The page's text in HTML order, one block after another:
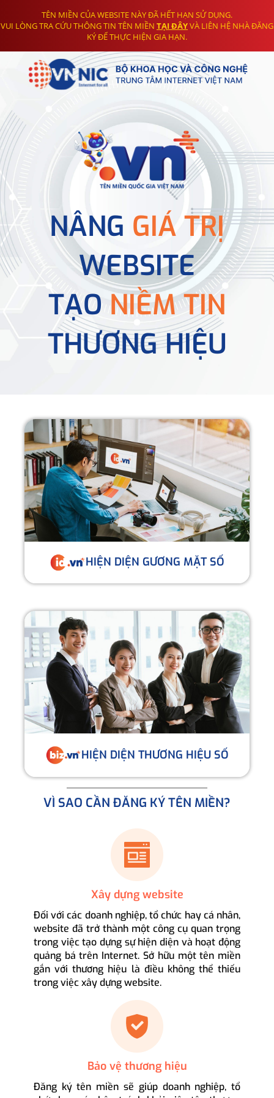
TÊN MIỀN CỦA WEBSITE NÀY ĐÃ HẾT HẠN SỬ DỤNG.
VUI LÒNG TRA CỨU THÔNG TIN TÊN MIỀN TẠI ĐÂYVÀ LIÊN HỆ NHÀ ĐĂNG
KÝ ĐỂ THỰC HIỆN GIA HẠN.
NÂNG GIÁ TRỊ
WEBSITE
TẠONIỀM TIN
THƯƠNG HIỆU
HIỆN DIỆN GƯƠNG MẶT SỐ
HIỆN DIỆN THƯƠNG HIỆU SỐ
VÌ SAO CẦN ĐĂNG KÝ TÊN MIỀN?
Xây dựng website
Đối với các doanh nghiệp, tổ chức hay cá nhân,
website đã trở thành một công cụ quan trọng
trong việc tạo dựng sự hiện diện và hoạt động
quảng bá trên Internet. Sở hữu một tên miền
gắn với thương hiệu là điều không thể thiếu
trong việc xây dựng website.
Bảo vệ thương hiệu
Đăng ký tên miền sẽ giúp doanh nghiệp, tổ